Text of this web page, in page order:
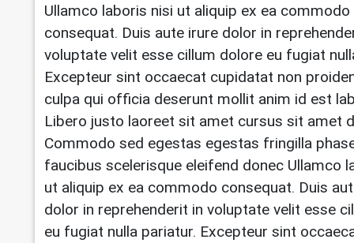
Ullamco laboris nisi ut aliquip ex ea commodo
consequat. Duis aute irure dolor in
voluptate velit esse cillum dolore eu fugiat
Excepteur sint occaecat cupidatat non
culpa qui officia deserunt mollit anim id est
Libero justo laoreet sit amet cursus sit amet
Commodo sed egestas egestas fringilla
faucibus scelerisque eleifend donec Ullamco
ut aliquip ex ea commodo consequat. Duis
dolor in reprehenderit in voluptate velit esse
eu fugiat nulla pariatur. Excepteur sint